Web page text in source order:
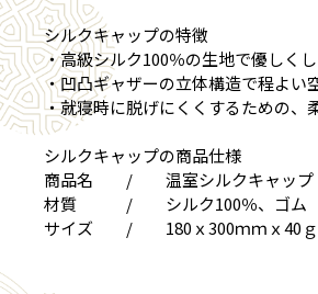
シルクキャップの特徴
・高級シルク100％の生地で優しく
・凹凸ギャザーの立体構造で程よい
・就寝時に脱げにくくするための、
シルクキャップの商品仕様
商品名 / 温室シルクキャップ
材質 / シルク100％、ゴム
サイズ / 180ｘ300ｍｍｘ40ｇ